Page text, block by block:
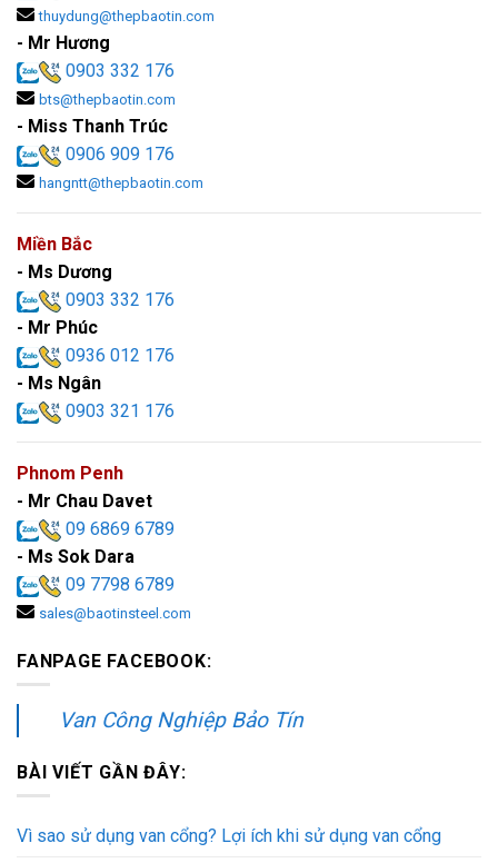
thuydung@thepbaotin.com
- Mr Hương
0903 332 176
bts@thepbaotin.com
- Miss Thanh Trúc
0906 909 176
hangntt@thepbaotin.com
Miền Bắc
- Ms Dương
0903 332 176
- Mr Phúc
0936 012 176
- Ms Ngân
0903 321 176
Phnom Penh
- Mr Chau Davet
09 6869 6789
- Ms Sok Dara
09 7798 6789
sales@baotinsteel.com
FANPAGE FACEBOOK:
Van Công Nghiệp Bảo Tín
BÀI VIẾT GẦN ĐÂY:
Vì sao sử dụng van cổng? Lợi ích khi sử dụng van cổng